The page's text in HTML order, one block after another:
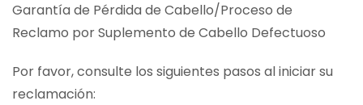
Garantía de Pérdida de Cabello/Proceso de
Reclamo por Suplemento de Cabello Defectuoso
Por favor, consulte los siguientes pasos al iniciar su
reclamación: